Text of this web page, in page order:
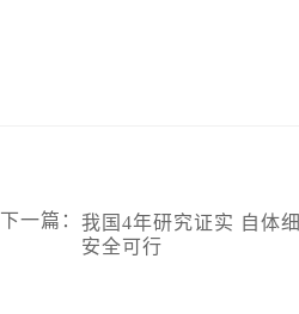
下一篇 ： 我国4年研究证实 自体
安全可行